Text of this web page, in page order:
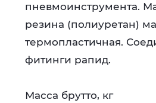
пневмоинструмента.
резина (полиуретан)
термопластичная.
фитинги рапид.
Масса брутто, кг